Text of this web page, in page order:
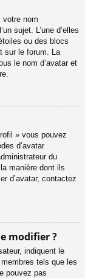
votre nom
sujet. L’une d’elles
ou des blocs
sur le forum. La
le nom d’avatar et
» vous pouvez
d’avatar
du
manière dont ils
d’avatar, contactez
modifier ?
indiquent le
tels que les
pouvez pas